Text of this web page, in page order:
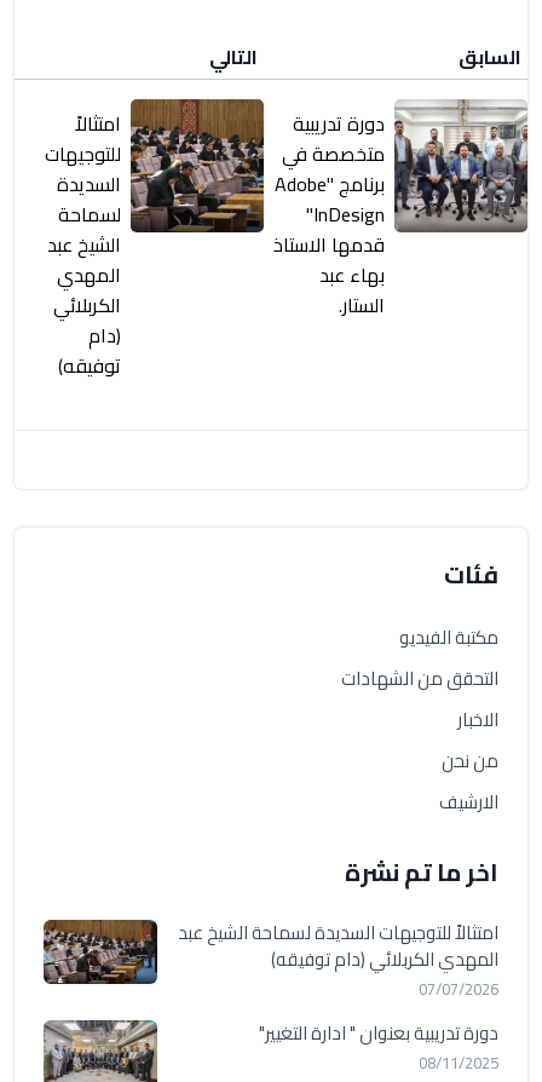
السابق
دورة تدريبية
متخصصة في
برنامج "Adobe
InDesign"
قدمها الاستاذ
بهاء عبد
الستار.
التالي
امتثالاً
للتوجيهات
السديدة
لسماحة
الشيخ عبد
المهدي
الكربلائي
(دام
توفيقه)
فئات
مكتبة الفيديو
التحقق من الشهادات
الاخبار
من نحن
الارشيف
اخر ما تم نشرة
امتثالاً للتوجيهات السديدة لسماحة الشيخ عبد
المهدي الكربلائي (دام توفيقه)
07/07/2026
دورة تدريبية بعنوان " ادارة التغيير"
08/11/2025